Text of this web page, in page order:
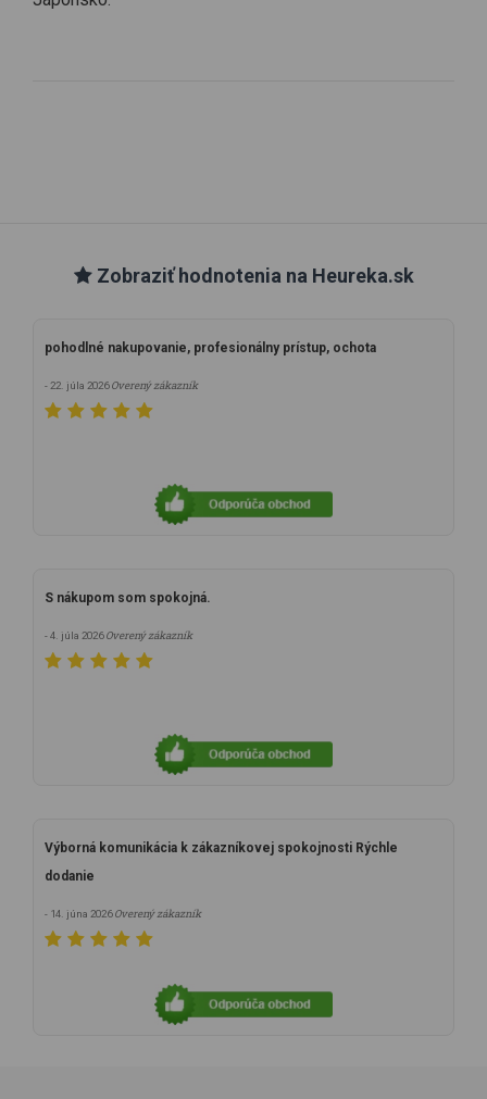
Zobraziť hodnotenia na Heureka.sk
pohodlné nakupovanie, profesionálny prístup, ochota
- 22. júla 2026Overený zákazník
S nákupom som spokojná.
- 4. júla 2026Overený zákazník
Výborná komunikácia k zákazníkovej spokojnosti Rýchle
dodanie
- 14. júna 2026Overený zákazník